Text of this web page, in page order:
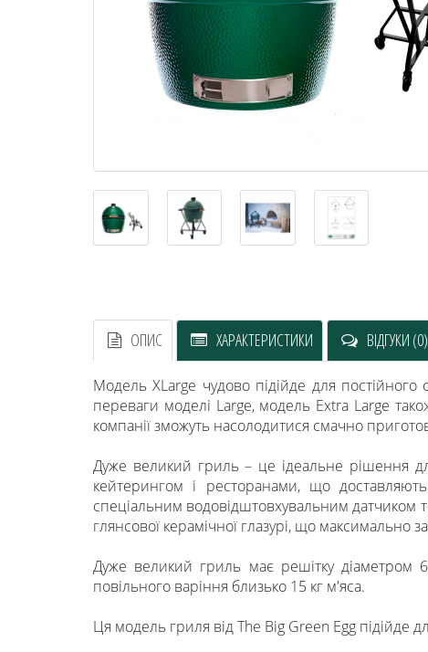
ОПИС ХАРАКТЕРИСТИКИ ВІДГУКИ (0)
Модель XLarge чудово підійде для постійного
переваги моделі Large, модель Extra Large
компанії зможуть насолодитися смачно
Дуже великий гриль – це ідеальне рішення
кейтерингом і ресторанами, що
спеціальним водовідштовхувальним
глянсової керамічної глазурі, що максимально
Дуже великий гриль має решітку діаметром
повільного варіння близько 15 кг м'яса.
Ця модель гриля від The Big Green Egg підійде